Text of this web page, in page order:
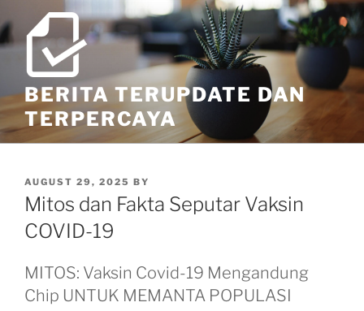
to
content
BERITA TERUPDATE DAN
TERPERCAYA
POSTED
ON
AUGUST 29, 2025 BY
Mitos dan Fakta Seputar Vaksin
COVID-19
MITOS: Vaksin Covid-19 Mengandung
Chip UNTUK MEMANTA POPULASI